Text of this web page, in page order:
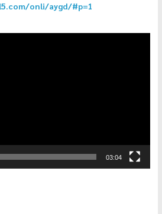
onli/aygd/#p=1
03:04